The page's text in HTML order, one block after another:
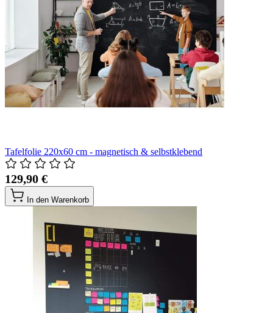
Tafelfolie 220x60 cm - magnetisch & selbstklebend
129,90 €
In den Warenkorb